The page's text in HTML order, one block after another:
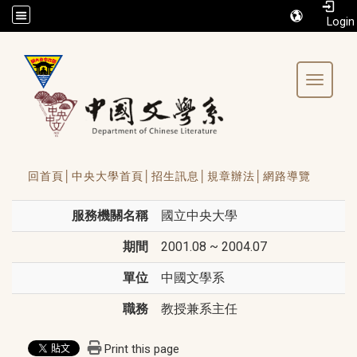
/accesskey"" title="Toolbar">:::
Toggle
回首頁│ 中央大學首頁│ 招生訊息│ 規章辦法│ 網路導覽
服務機關名稱 國立中央大學
期間 2001.08 ~ 2004.07
單位 中國文學系
職務 教授兼系主任
Print this page